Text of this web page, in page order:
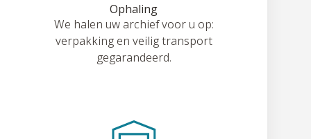
Ophaling
We halen uw archief voor u op:
verpakking en veilig transport
gegarandeerd.